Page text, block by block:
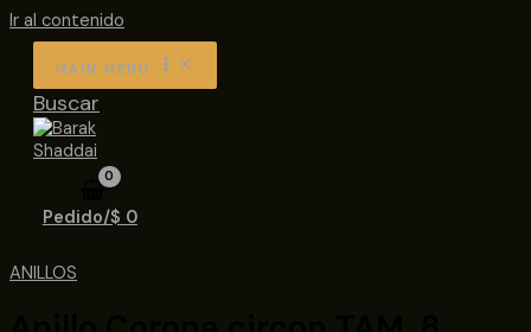
Ir al contenido
MAIN MENU
Buscar
Pedido/$ 0
ANILLOS